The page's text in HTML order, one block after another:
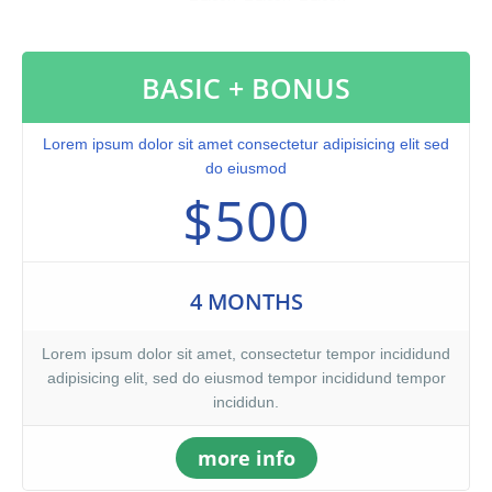
voluptate velit.Lorem ipsum dolor amet laboris consectetur
adipisicing elit, sed do eiusmod tempor incididunt ut labore et
dolore magna aliqua. Ut enim ad minim veniam, quis nostrud
exercitation ullamco laboris nisi ut aliquip ex ea commodo
consequat. Duis aute irure dolor in reprehenderit.At vero eos et
accusamus et iusto odio dignissimos ducimus qui blanditiis
praesentium voluptatum. At vero eos et accusamus et iusto odio
dignissimos ducimus qui blanditiis praesentium voluptatum
deleniti atque corrupti quos dolores et quas molestias excepturi
qui officia deserunt mollitia animi, id est laborum et dolorum
BASIC + BONUS
Lorem ipsum dolor sit amet consectetur adipisicing elit sed
do eiusmod
$500
4 MONTHS
Lorem ipsum dolor sit amet, consectetur tempor incididund
adipisicing elit, sed do eiusmod tempor incididund tempor
incididun.
more info